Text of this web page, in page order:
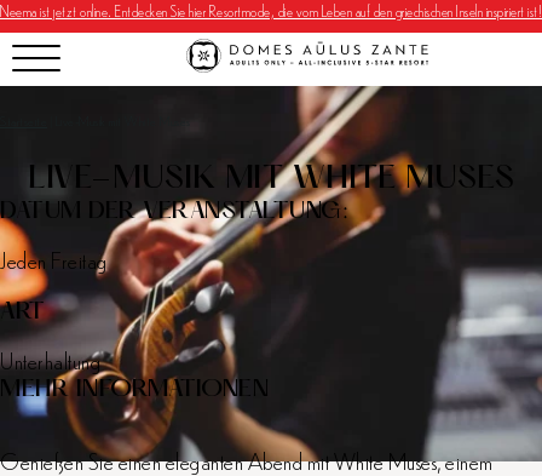
Neema ist jetzt online. Entdecken Sie hier Resortmode, die vom Leben auf den griechischen Inseln inspiriert ist!
LIVE-MUSIK MIT WHITE MUSES
DATUM DER VERANSTALTUNG:
Jeden Freitag
ART
Unterhaltung
MEHR INFORMATIONEN
Genießen Sie einen eleganten Abend mit White Muses, einem